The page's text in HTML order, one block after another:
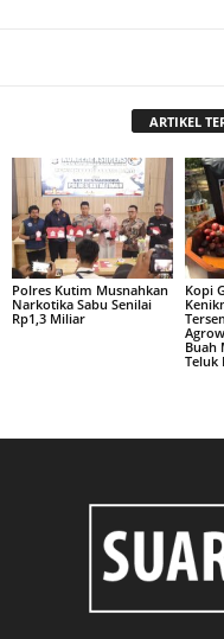
ARTIKEL
Polres Kutim Musnahkan
Narkotika Sabu Senilai
Rp1,3 Miliar
Kopi
Buah
Teluk